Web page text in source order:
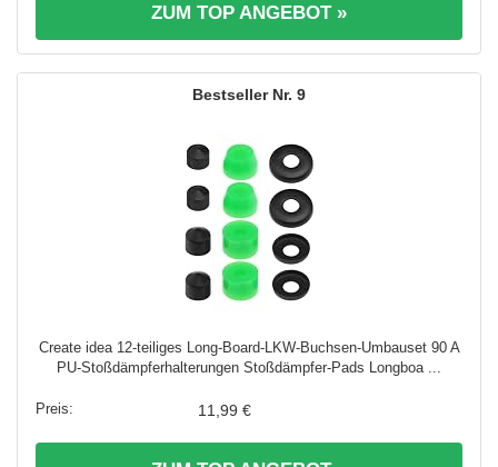
ZUM TOP ANGEBOT »
9
Create idea 12-teiliges Long-Board-LKW-Buchsen-Umbauset 90 A
PU-Stoßdämpferhalterungen Stoßdämpfer-Pads Longboa ...
11,99 €